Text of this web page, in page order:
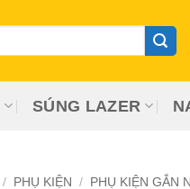
SÚNG LAZER
/ PHỤ KIỆN / PHỤ KIỆN GẮN